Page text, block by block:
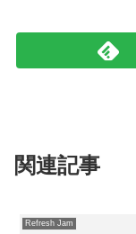
関連記事
Refresh Jam